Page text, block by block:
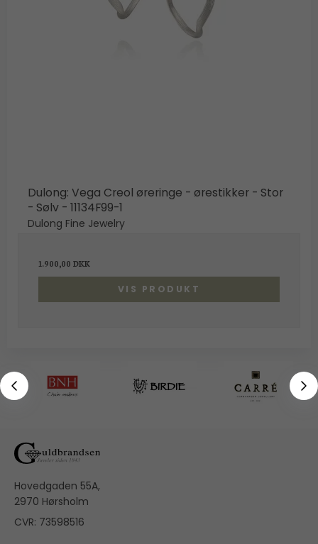
Dulong: Vega Creol øreringe - ørestikker - Stor
- Sølv - 11134F99-1
Dulong Fine Jewelry
1.900,00 DKK
VIS PRODUKT
Hovedgaden 55A,
2970 Hørsholm
CVR: 73598516